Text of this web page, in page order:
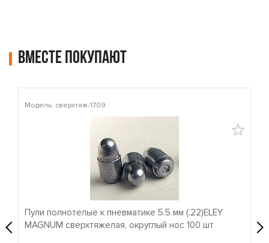
Вместе покупают
Модель: сверхтяж-1709
Пули полнотелые к пневматике 5.5 мм (.22)ELEY
MAGNUM сверхтяжелая, округлый нос 100 шт
‹ ›